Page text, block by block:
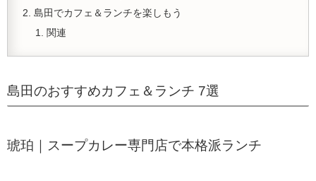
島田でカフェ＆ランチを楽しもう
関連
島田のおすすめカフェ＆ランチ 7選
琥珀｜スープカレー専門店で本格派ランチ